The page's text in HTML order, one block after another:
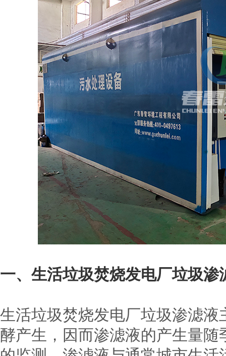
一、生活垃圾焚烧发电厂垃圾渗
生活垃圾焚烧发电厂垃圾渗滤
酵产生，因而渗滤液的产生量